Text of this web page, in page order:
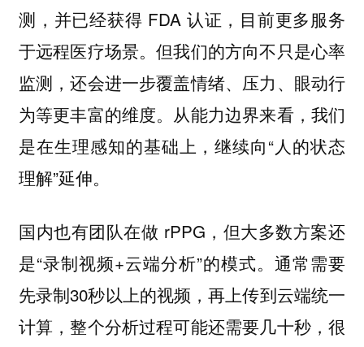
测，并已经获得 FDA 认证，目前更多服务
于远程医疗场景。但我们的方向不只是心率
监测，还会进一步覆盖情绪、压力、眼动行
为等更丰富的维度。从能力边界来看，我们
是在生理感知的基础上，继续向“人的状态
理解”延伸。
国内也有团队在做 rPPG，但大多数方案还
是“录制视频+云端分析”的模式。通常需要
先录制30秒以上的视频，再上传到云端统一
计算，整个分析过程可能还需要几十秒，很